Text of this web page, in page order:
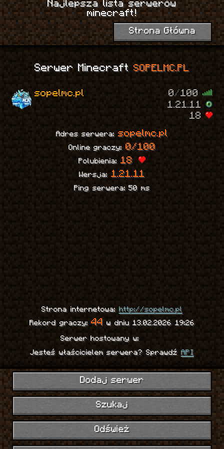
Najlepsza lista serwerów
minecraft!
Strona Główna
Dodaj serwer
Szukaj
Odśwież
Serwer MinecraftSOPELMC.PL
sopelmc.pl 0/ 100
1.21.11
18
Adres serwera:sopelmc.pl
Online graczy:0/100
Polubienia: 18
Wersja: 1.21.11
Ping serwera: 50 ms
Strona internetowa: http://sopelmc.pl
Rekord graczy:44 w dniu 13.02.2026 19:26
Serwer hostowany w:
Jesteś właścicielem serwera? Sprawdź API